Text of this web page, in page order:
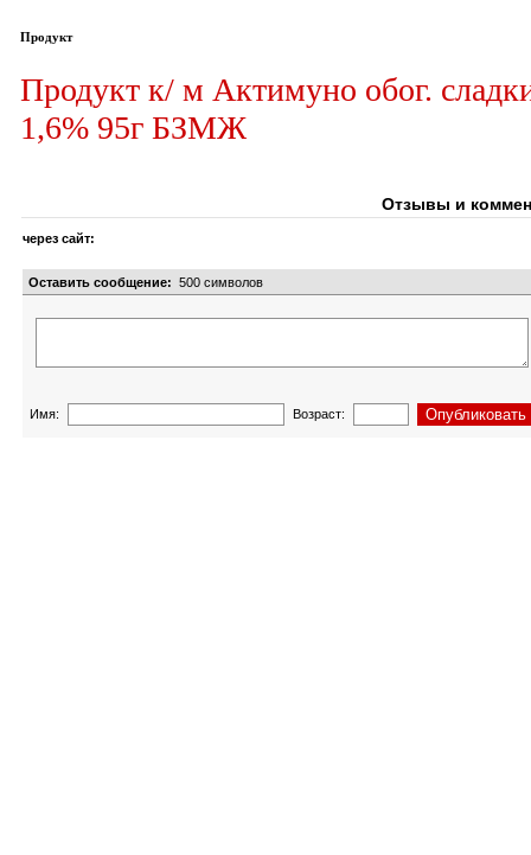
Продукт
Продукт к/ м Актимуно обог.
1,6% 95г БЗМЖ
Отзывы и
через сайт:
Оставить сообщение: 500 символов
Имя: Возраст: